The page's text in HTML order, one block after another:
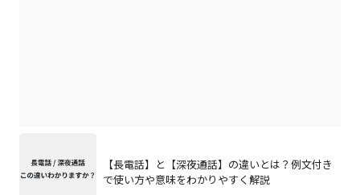
【長電話】と【深夜通話】の違いとは？例文付き
で使い方や意味をわかりやすく解説